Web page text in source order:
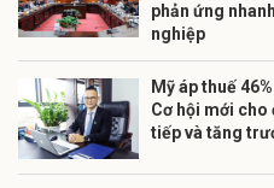
phản ứng
nghiệp
Mỹ áp thuế
Cơ hội mới
tiếp và tăng
Gửi